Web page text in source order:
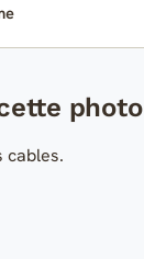
photo
cables.